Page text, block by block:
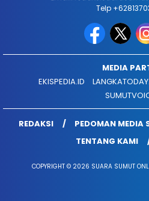
Telp
MEDIA
EKISPEDIA.ID
REDAKSI PEDOMAN MEDIA
TENTANG KAMI
COPYRIGHT © 2026 SUARA SUMUT